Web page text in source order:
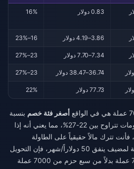
0.83 دولار 16%
3.86–4.19 دولار 16–23%
7.34–7.70 دولار 23–27%
36.74–38.47 دولار 23–27%
77.73 دولار 22%
أصغر فئة خصم بنسبة
16%. تفتح الحزم الأكبر خصومات تتراوح بين 22-27%، مما يعني أنه إذا
تترك مالاً حقيقياً على الطاولة
بالتمسك بفئة الدخول. بالنسبة لمضيف ينفق 50 دولاراً/شهر، فإن التحويل
إلى حزمة واحدة من 70500 عملة بدلاً من سبع حزم من 7000 عملة